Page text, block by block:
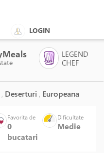
LOGIN
LEGEND
CHEF
, Deserturi , Europeana
Favorita de
0
bucatari
Dificultate
Medie